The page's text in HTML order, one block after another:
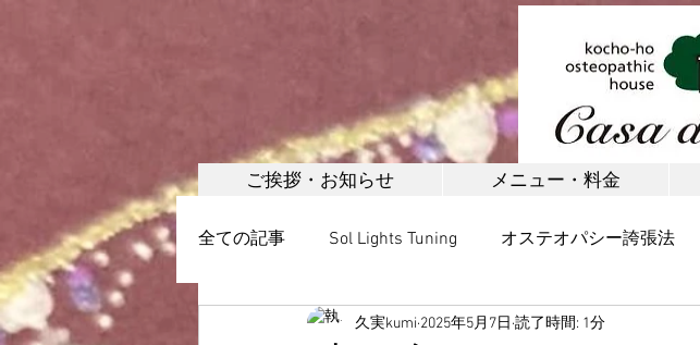
ご挨拶・お知らせ メニュー・料金
全ての記事 Sol Lights Tuning オステオパシー誇張法
ボディメイク 美容調整・矯正 お客様の声
久実kumi 2025年5月7日 読了時間: 1分